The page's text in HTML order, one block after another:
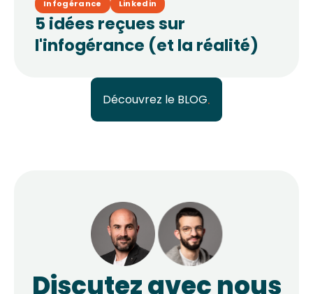
Infogérance Linkedin
5 idées reçues sur
l'infogérance (et la réalité)
Découvrez le BLOG
Discutez avec nous